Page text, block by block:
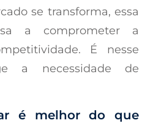
se transforma, essa
a comprometer a
É nesse
a necessidade de
é melhor do que